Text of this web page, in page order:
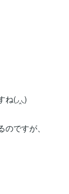
(◞‸◟)
ですが、